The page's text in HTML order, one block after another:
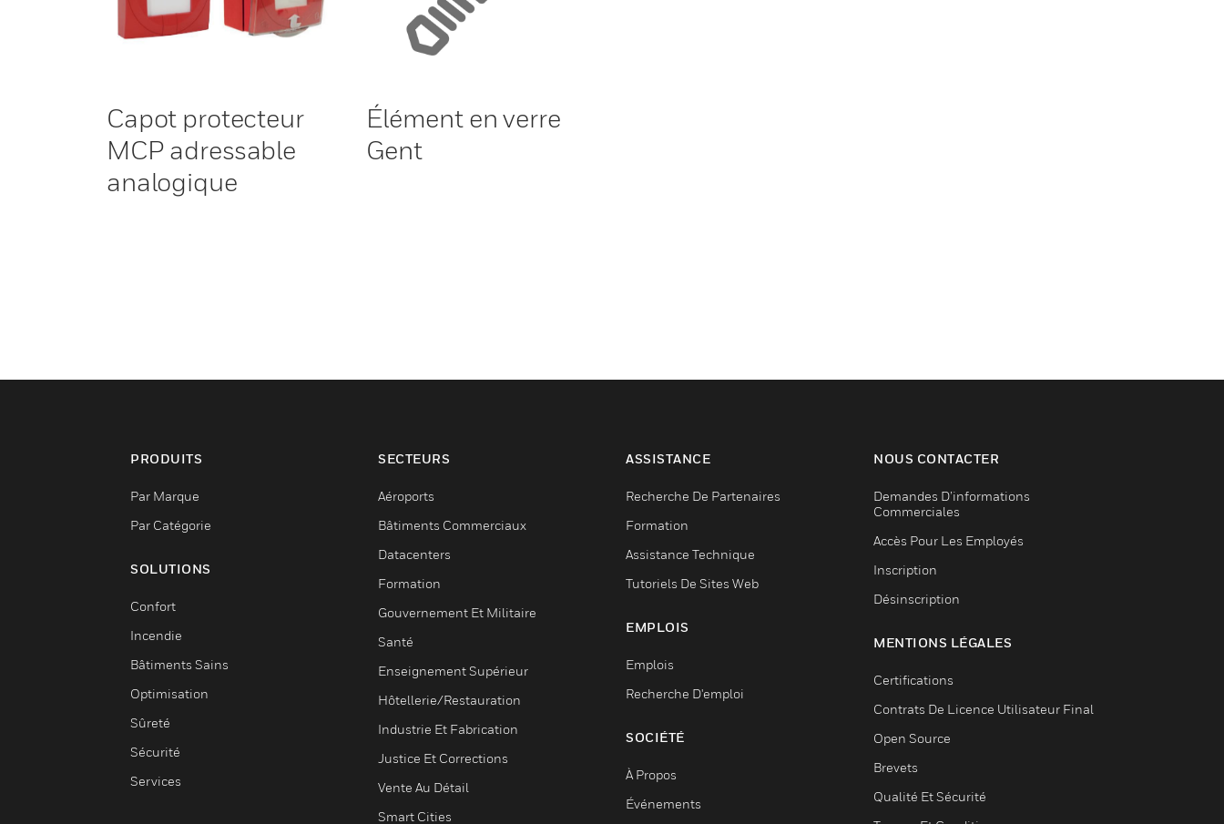
Capot protecteur
MCP adressable
analogique
Élément en verre
Gent
PRODUITS
Par Marque
Par Catégorie
SOLUTIONS
Confort
Incendie
Bâtiments Sains
Optimisation
Sûreté
Sécurité
Services
SECTEURS
Aéroports
Bâtiments Commerciaux
Datacenters
Formation
Gouvernement Et Militaire
Santé
Enseignement Supérieur
Hôtellerie/Restauration
Industrie Et Fabrication
Justice Et Corrections
Vente Au Détail
Smart Cities
ASSISTANCE
Recherche De Partenaires
Formation
Assistance Technique
Tutoriels De Sites Web
EMPLOIS
Emplois
Recherche D'emploi
SOCIÉTÉ
À Propos
Événements
NOUS CONTACTER
Demandes D’informations
Commerciales
Accès Pour Les Employés
Inscription
Désinscription
MENTIONS LÉGALES
Certifications
Contrats De Licence Utilisateur Final
Open Source
Brevets
Qualité Et Sécurité